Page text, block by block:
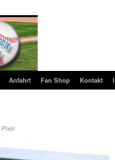
Anfahrt Fan Shop Kontakt
Pixel